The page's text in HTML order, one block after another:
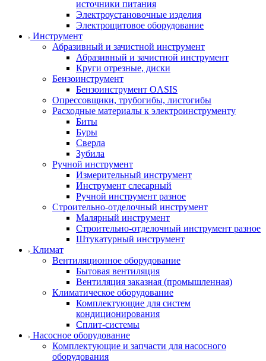
источники питания
Электроустановочные изделия
Электрощитовое оборудование
Инструмент
Абразивный и зачистной инструмент
Абразивный и зачистной инструмент
Круги отрезные, диски
Бензоинструмент
Бензоинструмент OASIS
Опрессовщики, трубогибы, листогибы
Расходные материалы к электроинструменту
Биты
Буры
Сверла
Зубила
Ручной инструмент
Измерительный инструмент
Инструмент слесарный
Ручной инструмент разное
Строительно-отделочный инструмент
Малярный инструмент
Строительно-отделочный инструмент разное
Штукатурный инструмент
Климат
Вентиляционное оборудование
Бытовая вентиляция
Вентиляция заказная (промышленная)
Климатическое оборудование
Комплектующие для систем
кондиционирования
Сплит-системы
Насосное оборудование
Комплектующие и запчасти для насосного
оборудования